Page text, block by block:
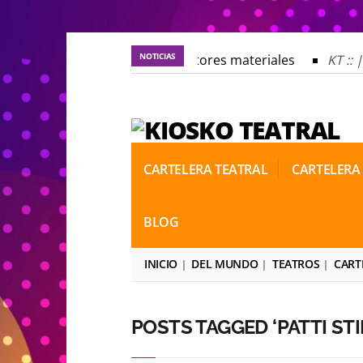
NOTICIAS
KT :: |Los autores materiales KT :: |
CARTELERA TEATRAL
BLOG
INICIO DEL MUNDO TEATROS
POSTS TAGGED ‘PATTI